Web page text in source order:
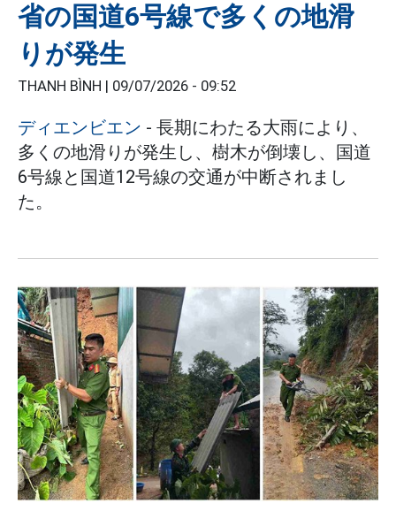
省の国道6号線で多くの地滑
りが発生
THANH BÌNH | 09/07/2026 - 09:52
ディエンビエン - 長期にわたる大雨により、
多くの地滑りが発生し、樹木が倒壊し、国道
6号線と国道12号線の交通が中断されまし
た。